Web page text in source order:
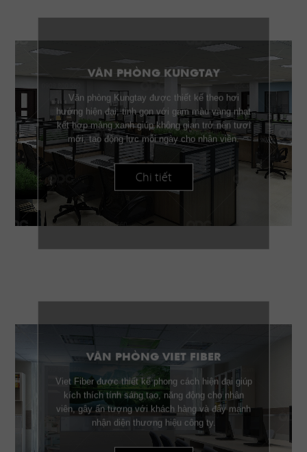
VĂN PHÒNG KUNGTAY
Văn phòng Kungtay được thiết kế theo hơi
hướng hiện đại, tinh gọn với gam màu vàng nhạt
kết hợp mảng xanh giúp không gian trở nên tươi
mới, tạo động lực mỗi ngày cho nhân viên.
Chi tiết
VĂN PHÒNG VIET FIBER
Viet Fiber được thiết kế phong cách hiện đại giúp
kích thích tính sáng tạo, năng động cho nhân
viên, gây ấn tượng với khách hàng và đẩy mạnh
nhận diện thương hiệu công ty.